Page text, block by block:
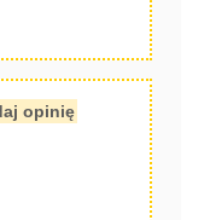
opinię